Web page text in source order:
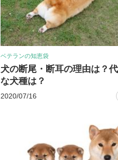
ベテランの知恵袋
犬の断尾・断耳の理由は？
な犬種は？
2020/07/16